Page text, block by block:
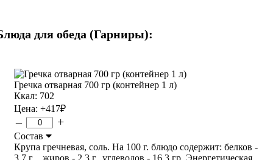
для обеда (Гарниры):
Гречка отварная 700 гр (контейнер 1 л)
Ккал: 702
Цена: +417₽
– +
Состав
Крупа гречневая, соль. На 100 г. блюдо содержит: белков -
3,7 г ., жиров - 2,3 г., углеводов - 16.3 гр. Энергетическая